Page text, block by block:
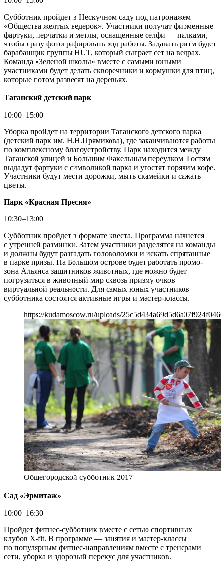
Субботник пройдет в Нескучном саду под патронажем
«Общества желтых ведерок». Участники получат фирменные
фартуки, перчатки и метлы, оснащенные селфи — палками,
чтобы сразу фотографировать ход работы. Задавать ритм будет
барабанщик группы HUT, который сыграет сет на ведрах.
Команда «Зеленой школы» вместе с самыми юными
участниками будет делать скворечники и кормушки для птиц,
которые потом развесят на деревьях.
Таганский детский парк
10:00–15:00
Уборка пройдет на территории Таганского детского парка
(детский парк им. Н.Н.Прямикова), где заканчиваются работы
по комплексному благоустройству. Парк находится между
Таганской улицей и Большим Факельным переулком. Гостям
выдадут фартуки с символикой парка и угостят горячим кофе.
Участники будут мести дорожки, мыть скамейки и сажать
цветы.
Парк «Красная Пресня»
10:30–13:00
Субботник пройдет в формате квеста. Программа начнется
с утренней разминки. Затем участники разделятся на команды
и должны будут разгадать головоломки и искать спрятанные
в парке призы. На Большом острове будет работать промо-
зона Альянса защитников животных, где можно будет
погрузиться в животный мир сквозь призму очков
виртуальной реальности. Для самых юных участников
субботника состоятся активные игры и мастер-классы.
https://kudamoscow.ru/uploads/
Общегородской субботник 2017
Сад «Эрмитаж»
10:00–16:30
Пройдет фитнес-субботник вместе с сетью спортивных
клубов X-fit. В программе — занятия и мастер-классы
по популярным фитнес-направлениям вместе с тренерами
сети, уборка и здоровый перекус для участников.